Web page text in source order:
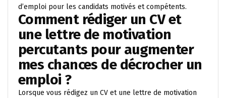
d’emploi pour les candidats motivés et compétents.
Comment rédiger un CV et
une lettre de motivation
percutants pour augmenter
mes chances de décrocher un
emploi ?
Lorsque vous rédigez un CV et une lettre de motivation